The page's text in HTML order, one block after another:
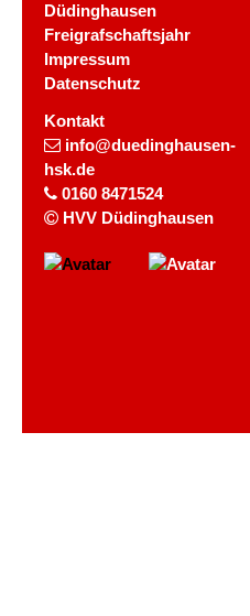
Düdinghausen
Freigrafschaftsjahr
Impressum
Datenschutz
Kontakt
info@duedinghausen-
hsk.de
0160 8471524
HVV Düdinghausen